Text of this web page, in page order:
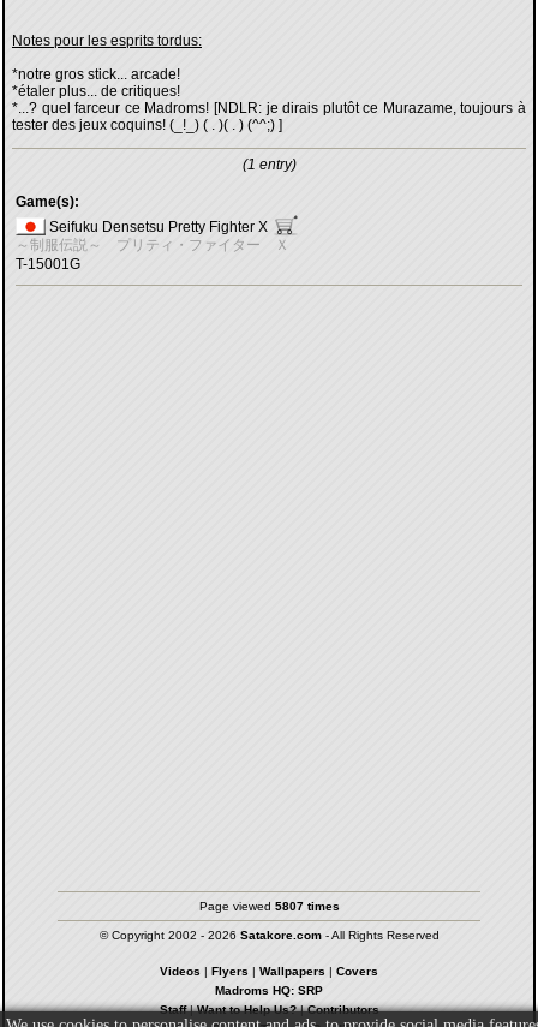
Notes pour les esprits tordus:
*notre gros stick... arcade!
*étaler plus... de critiques!
*...? quel farceur ce Madroms! [NDLR: je dirais plutôt ce Murazame, toujours à
tester des jeux coquins! (_!_) ( . )( . ) (^^;) ]
(1 entry)
Game(s):
Seifuku Densetsu Pretty Fighter X
～制服伝説～ プリティ・ファイター Ｘ
T-15001G
Page viewed 5807 times
© Copyright 2002 - 2026 Satakore.com- All Rights Reserved
Videos | Flyers | Wallpapers | Covers
Madroms HQ: SRP
Staff|Want to Help Us?|Contributors